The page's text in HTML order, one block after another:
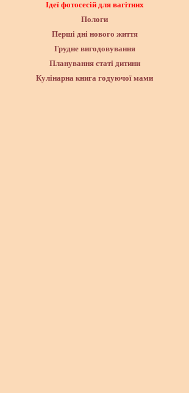
Ідеї фотосесій для вагітних
Пологи
Перші дні нового життя
Грудне вигодовування
Планування статі дитини
Кулінарна книга годуючої мами